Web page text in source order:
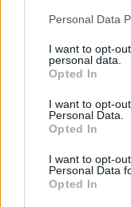
Please note that
not limited to your
grant or deny
use your data for
consent section.
Personal Data
I want to opt-
personal data.
Opted In
I want to opt-
Personal Data.
Opted In
I want to opt-
Personal Data
Opted In
Vidoser cierra
millón de
euros de ARR